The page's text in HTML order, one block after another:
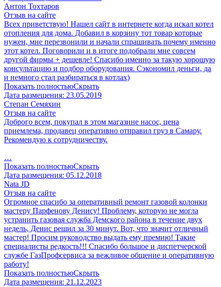
Антон Тохтаров
Отзыв на сайте
Всех приветствую! Нашел сайт в интернете когда искал котел
отопления для дома. Добавил в корзину тот товар которые
нужен, мне перезвонили и начали спрашивать почему именно
этот котел. Поговорили и в итоге подобрали мне совсем
другой фирмы + дешевле! Спасибо именно за такую хорошую
консультацию и подбор оборудования. Сэкономил деньги, да
и немного стал разбираться в котлах)
Показать полностьюСкрыть
Дата размещения: 23.05.2019
Степан Семяхин
Отзыв на сайте
Доброго всем, покупал в этом магазине насос, цена
приемлема, продавец оперативно отправил груз в Самару.
Рекомендую к сотрудничеству.
…
Показать полностьюСкрыть
Дата размещения: 05.12.2018
Nata JD
Отзыв на сайте
Огромное спасибо за оперативный ремонт газовой колонки
мастеру Парфенову Денису! Проблему, которую не могла
устранить газовая служба Демского района в течение двух
недель, Денис решил за 30 минут. Вот, что значит отличный
мастер! Просим руководство выдать ему премию! Такие
специалисты редкость!!! Спасибо большое и диспетчерской
службе ГазПрофсервиса за вежливое общение и оперативную
работу!
Показать полностьюСкрыть
Дата размещения: 21.12.2023